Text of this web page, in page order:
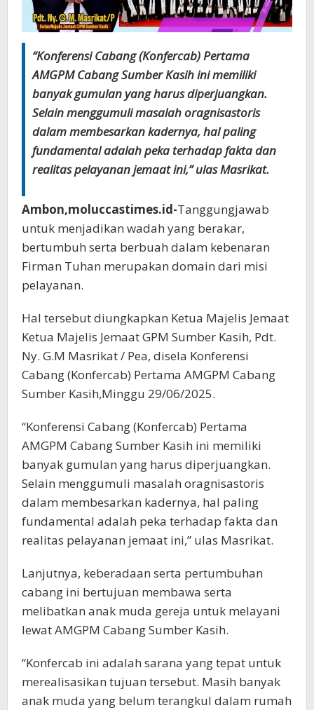
“Konferensi Cabang (Konfercab) Pertama
AMGPM Cabang Sumber Kasih ini memiliki
banyak gumulan yang harus diperjuangkan.
Selain menggumuli masalah oragnisastoris
dalam membesarkan kadernya, hal paling
fundamental adalah peka terhadap fakta dan
realitas pelayanan jemaat ini,” ulas Masrikat.
Ambon,moluccastimes.id-Tanggungjawab
untuk menjadikan wadah yang berakar,
bertumbuh serta berbuah dalam kebenaran
Firman Tuhan merupakan domain dari misi
pelayanan.
Hal tersebut diungkapkan Ketua Majelis Jemaat
Ketua Majelis Jemaat GPM Sumber Kasih, Pdt.
Ny. G.M Masrikat / Pea, disela Konferensi
Cabang (Konfercab) Pertama AMGPM Cabang
Sumber Kasih,Minggu 29/06/2025.
“Konferensi Cabang (Konfercab) Pertama
AMGPM Cabang Sumber Kasih ini memiliki
banyak gumulan yang harus diperjuangkan.
Selain menggumuli masalah oragnisastoris
dalam membesarkan kadernya, hal paling
fundamental adalah peka terhadap fakta dan
realitas pelayanan jemaat ini,” ulas Masrikat.
Lanjutnya, keberadaan serta pertumbuhan
cabang ini bertujuan membawa serta
melibatkan anak muda gereja untuk melayani
lewat AMGPM Cabang Sumber Kasih.
“Konfercab ini adalah sarana yang tepat untuk
merealisasikan tujuan tersebut. Masih banyak
anak muda yang belum terangkul dalam rumah